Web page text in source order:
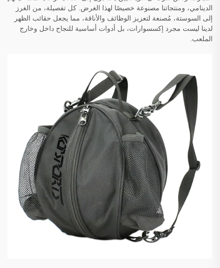
الدينامي، ومنتجاتنا مصنوعة خصيصًا لهذا الغرض. كل تفصيلة، من الغرز
إلى السوستة، مُصنعة لتعزيز الوظائف والأناقة، مما يجعل حقائب الظهر
لدينا ليست مجرد إكسسوارات، بل أدوات أساسية للنجاح داخل وخارج
الملعب.